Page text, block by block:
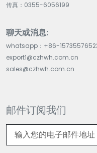
传真：0355-6056199
聊天或消息:
whatsapp：+86-
export1@czhwh.com.cn
sales@czhwh.com.cn
邮件订阅我们